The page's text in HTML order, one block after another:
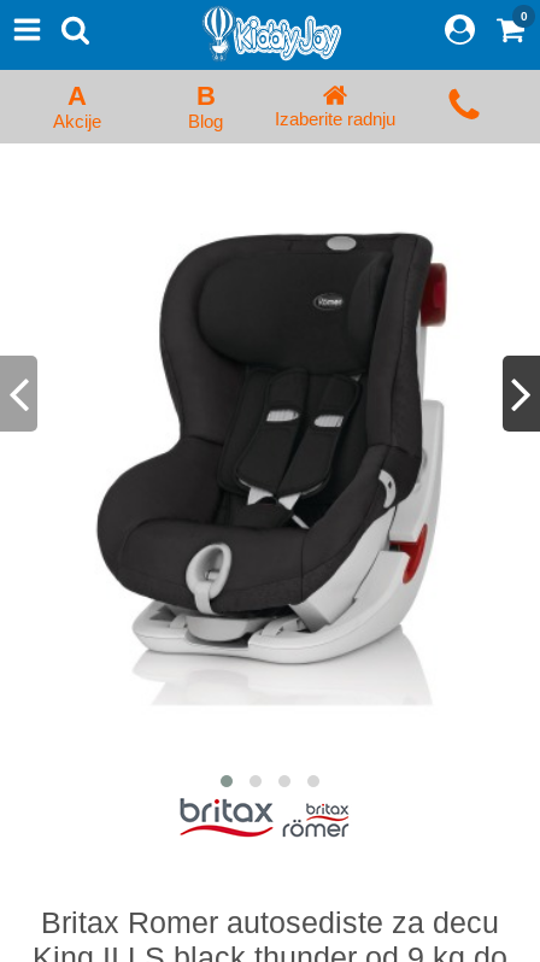
Proizvodi
Početna Prijava/Registracija
Kolica za bebe i dečija kolica
Kreveci, ljuljaške i ležaljke
Kadice, noše i adapteri
Hranilice, flašice i cucle
Monitori, Ogradice i tricikli
Posteljine, vrećice i baldahini
Odeća i obuća
Igračke za bebe i decu
0
A
Akcije
B
Blog Izaberite radnju
Britax Romer autosediste za decu